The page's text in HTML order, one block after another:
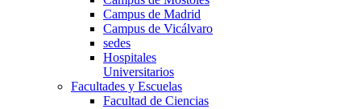
Campus de Madrid
Campus de Vicálvaro
sedes
Hospitales
Universitarios
Facultades y Escuelas
Facultad de Ciencias